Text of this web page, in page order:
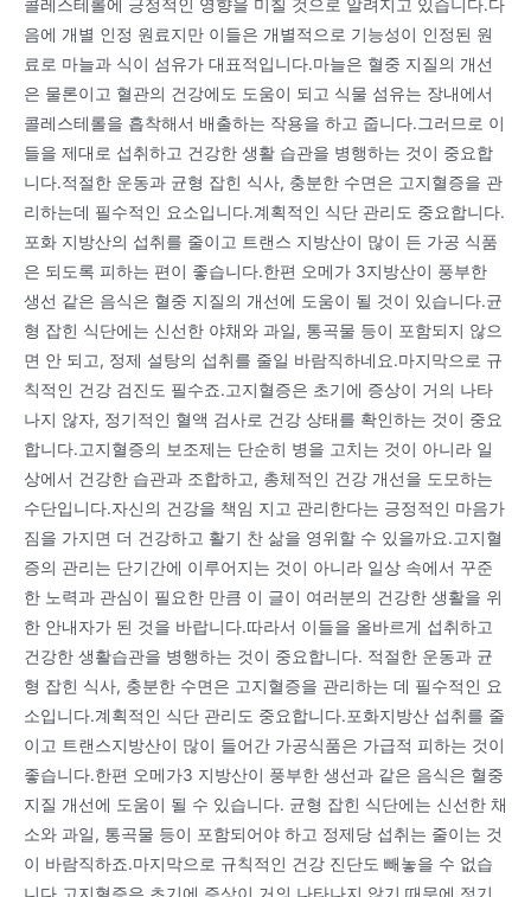
콜레스테롤에 긍정적인 영향을 미칠 것으로 알려지고 있습니다.다
음에 개별 인정 원료지만 이들은 개별적으로 기능성이 인정된 원
료로 마늘과 식이 섬유가 대표적입니다.마늘은 혈중 지질의 개선
은 물론이고 혈관의 건강에도 도움이 되고 식물 섬유는 장내에서
콜레스테롤을 흡착해서 배출하는 작용을 하고 줍니다.그러므로 이
들을 제대로 섭취하고 건강한 생활 습관을 병행하는 것이 중요합
니다.적절한 운동과 균형 잡힌 식사, 충분한 수면은 고지혈증을 관
리하는데 필수적인 요소입니다.계획적인 식단 관리도 중요합니다.
포화 지방산의 섭취를 줄이고 트랜스 지방산이 많이 든 가공 식품
은 되도록 피하는 편이 좋습니다.한편 오메가 3지방산이 풍부한
생선 같은 음식은 혈중 지질의 개선에 도움이 될 것이 있습니다.균
형 잡힌 식단에는 신선한 야채와 과일, 통곡물 등이 포함되지 않으
면 안 되고, 정제 설탕의 섭취를 줄일 바람직하네요.마지막으로 규
칙적인 건강 검진도 필수죠.고지혈증은 초기에 증상이 거의 나타
나지 않자, 정기적인 혈액 검사로 건강 상태를 확인하는 것이 중요
합니다.고지혈증의 보조제는 단순히 병을 고치는 것이 아니라 일
상에서 건강한 습관과 조합하고, 총체적인 건강 개선을 도모하는
수단입니다.자신의 건강을 책임 지고 관리한다는 긍정적인 마음가
짐을 가지면 더 건강하고 활기 찬 삶을 영위할 수 있을까요.고지혈
증의 관리는 단기간에 이루어지는 것이 아니라 일상 속에서 꾸준
한 노력과 관심이 필요한 만큼 이 글이 여러분의 건강한 생활을 위
한 안내자가 된 것을 바랍니다.따라서 이들을 올바르게 섭취하고
건강한 생활습관을 병행하는 것이 중요합니다. 적절한 운동과 균
형 잡힌 식사, 충분한 수면은 고지혈증을 관리하는 데 필수적인 요
소입니다.계획적인 식단 관리도 중요합니다.포화지방산 섭취를 줄
이고 트랜스지방산이 많이 들어간 가공식품은 가급적 피하는 것이
좋습니다.한편 오메가3 지방산이 풍부한 생선과 같은 음식은 혈중
지질 개선에 도움이 될 수 있습니다. 균형 잡힌 식단에는 신선한 채
소와 과일, 통곡물 등이 포함되어야 하고 정제당 섭취는 줄이는 것
이 바람직하죠.마지막으로 규칙적인 건강 진단도 빼놓을 수 없습